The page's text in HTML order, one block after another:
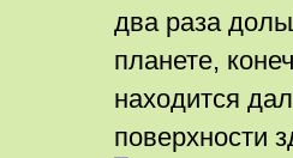
два раза
планете,
находится
поверхности